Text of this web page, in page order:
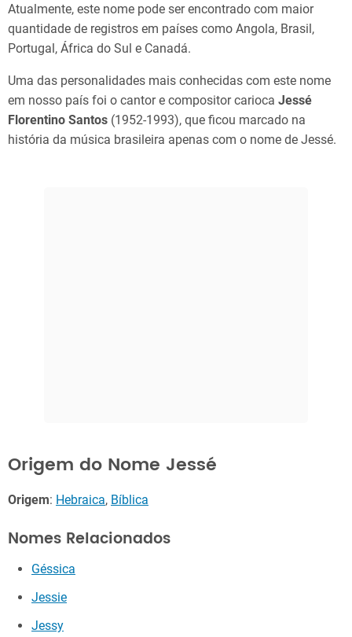
Atualmente, este nome pode ser encontrado com maior
quantidade de registros em países como Angola, Brasil,
Portugal, África do Sul e Canadá.
Uma das personalidades mais conhecidas com este nome
em nosso país foi o cantor e compositor carioca Jessé
Florentino Santos (1952-1993), que ficou marcado na
história da música brasileira apenas com o nome de Jessé.
Origem do Nome Jessé
Origem: Hebraica, Bíblica
Nomes Relacionados
Géssica
Jessie
Jessy